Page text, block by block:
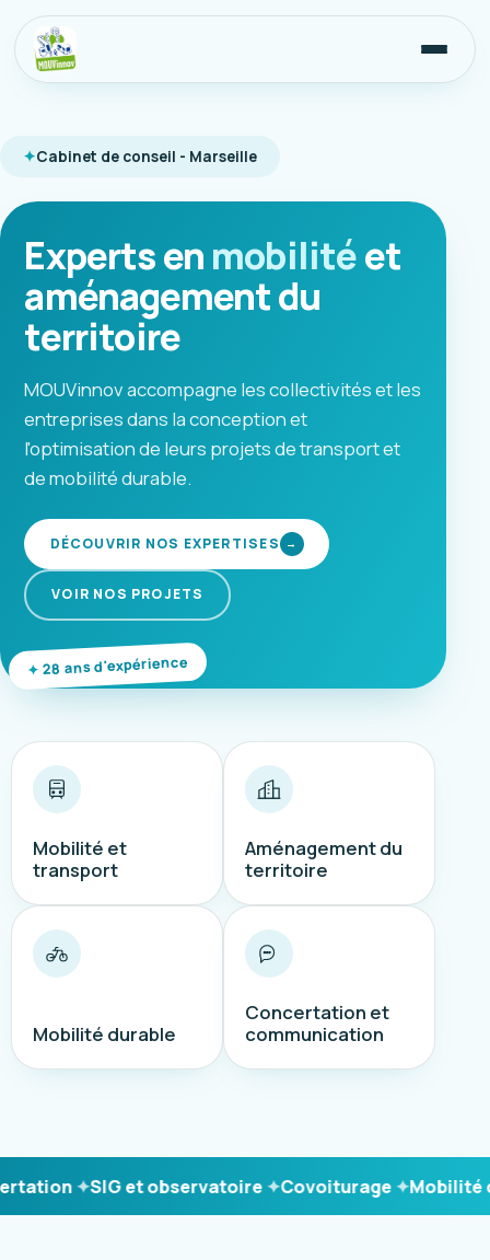
Cabinet de conseil - Marseille
Experts enmobilitéet
aménagement du
territoire
MOUVinnov accompagne les collectivités et les
entreprises dans la conception et
l'optimisation de leurs projets de transport et
de mobilité durable.
DÉCOUVRIR NOS EXPERTISES →
VOIR NOS PROJETS
28 ans d'expérience
Mobilité et
transport
Aménagement du
territoire
Mobilité durable
Concertation et
communication
SIG et observatoire Covoiturage Mobilité